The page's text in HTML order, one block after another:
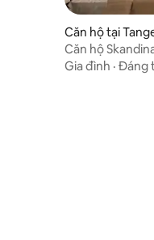
Căn hộ tại
Căn hộ
cảnh hồ
Gia đình · Đáng